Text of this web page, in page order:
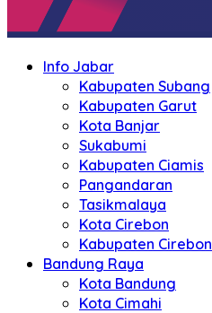
Info Jabar
Kabupaten Subang
Kabupaten Garut
Kota Banjar
Sukabumi
Kabupaten Ciamis
Pangandaran
Tasikmalaya
Kota Cirebon
Kabupaten Cirebon
Bandung Raya
Kota Bandung
Kota Cimahi